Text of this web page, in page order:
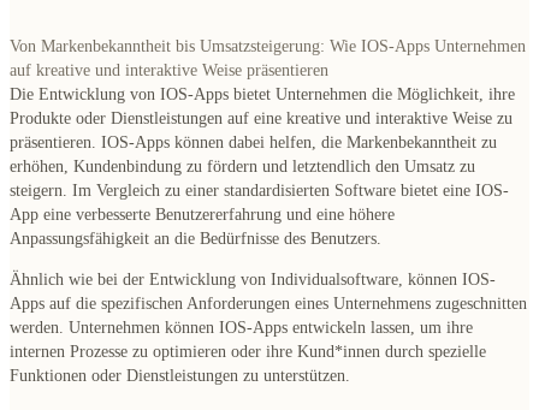
Von Markenbekanntheit bis Umsatzsteigerung: Wie IOS-Apps Unternehmen
auf kreative und interaktive Weise präsentieren
Die Entwicklung von IOS-Apps bietet Unternehmen die Möglichkeit, ihre
Produkte oder Dienstleistungen auf eine kreative und interaktive Weise zu
präsentieren. IOS-Apps können dabei helfen, die Markenbekanntheit zu
erhöhen, Kundenbindung zu fördern und letztendlich den Umsatz zu
steigern. Im Vergleich zu einer standardisierten Software bietet eine IOS-
App eine verbesserte Benutzererfahrung und eine höhere
Anpassungsfähigkeit an die Bedürfnisse des Benutzers.
Ähnlich wie bei der Entwicklung von Individualsoftware, können IOS-
Apps auf die spezifischen Anforderungen eines Unternehmens zugeschnitten
werden. Unternehmen können IOS-Apps entwickeln lassen, um ihre
internen Prozesse zu optimieren oder ihre Kund*innen durch spezielle
Funktionen oder Dienstleistungen zu unterstützen.